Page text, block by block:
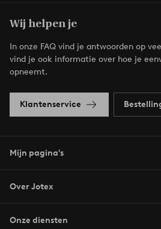
Wij helpen je
In onze FAQ vind je antwoorden op
vind je ook informatie over hoe je
opneemt.
Klantenservice
Mijn pagina's
Over Jotex
Onze diensten